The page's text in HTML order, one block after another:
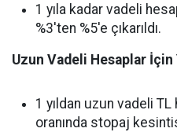
1 yıla kadar vadeli
%3'ten %5'e çıkarıldı.
Uzun Vadeli Hesaplar İçin
1 yıldan uzun vadeli TL
oranında stopaj